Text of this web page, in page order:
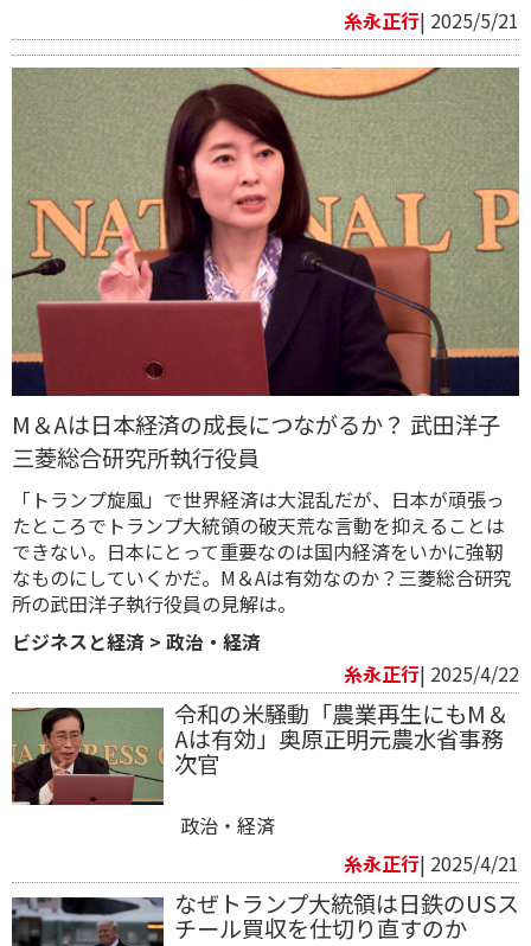
糸永正行| 2025/5/21
M＆Aは日本経済の成長につながるか？ 武田洋子
三菱総合研究所執行役員
「トランプ旋風」で世界経済は大混乱だが、日本が頑張っ
たところでトランプ大統領の破天荒な言動を抑えることは
できない。日本にとって重要なのは国内経済をいかに強靭
なものにしていくかだ。M＆Aは有効なのか？三菱総合研究
所の武田洋子執行役員の見解は。
ビジネスと経済 > 政治・経済
糸永正行| 2025/4/22
令和の米騒動「農業再生にもM＆
Aは有効」奥原正明元農水省事務
次官
政治・経済
糸永正行| 2025/4/21
なぜトランプ大統領は日鉄のUSス
チール買収を仕切り直すのか